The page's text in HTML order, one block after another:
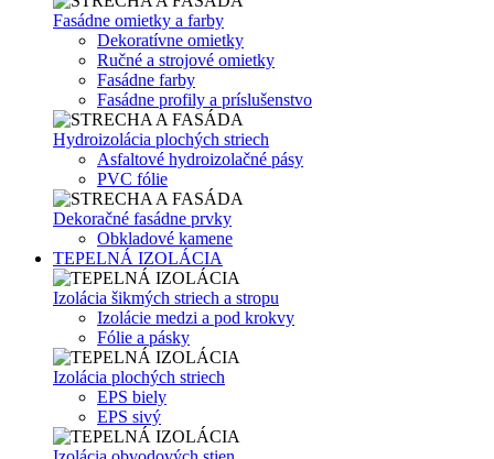
Fasádne omietky a farby
Dekoratívne omietky
Ručné a strojové omietky
Fasádne farby
Fasádne profily a príslušenstvo
Hydroizolácia plochých striech
Asfaltové hydroizolačné pásy
PVC fólie
Dekoračné fasádne prvky
Obkladové kamene
TEPELNÁ IZOLÁCIA
Izolácia šikmých striech a stropu
Izolácie medzi a pod krokvy
Fólie a pásky
Izolácia plochých striech
EPS biely
EPS sivý